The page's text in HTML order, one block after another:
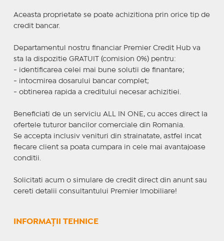
Aceasta proprietate se poate achizitiona prin orice tip de
credit bancar.
Departamentul nostru financiar Premier Credit Hub va
sta la dispozitie GRATUIT (comision 0%) pentru:
- identificarea celei mai bune solutii de finantare;
- intocmirea dosarului bancar complet;
- obtinerea rapida a creditului necesar achizitiei.
Beneficiati de un serviciu ALL IN ONE, cu acces direct la
ofertele tuturor bancilor comerciale din Romania.
Se accepta inclusiv venituri din strainatate, astfel incat
fiecare client sa poata cumpara in cele mai avantajoase
conditii.
Solicitati acum o simulare de credit direct din anunt sau
cereti detalii consultantului Premier Imobiliare!
INFORMAȚII TEHNICE